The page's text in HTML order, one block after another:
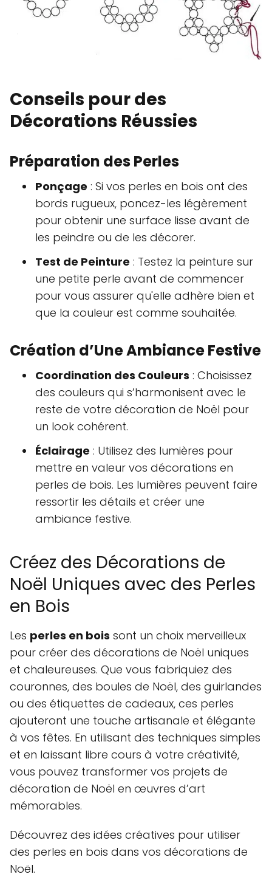
Conseils pour des
Décorations Réussies
Préparation des Perles
Ponçage : Si vos perles en bois ont des
bords rugueux, poncez-les légèrement
pour obtenir une surface lisse avant de
les peindre ou de les décorer.
Test de Peinture : Testez la peinture sur
une petite perle avant de commencer
pour vous assurer qu'elle adhère bien et
que la couleur est comme souhaitée.
Création d’Une Ambiance Festive
Coordination des Couleurs : Choisissez
des couleurs qui s’harmonisent avec le
reste de votre décoration de Noël pour
un look cohérent.
Éclairage : Utilisez des lumières pour
mettre en valeur vos décorations en
perles de bois. Les lumières peuvent faire
ressortir les détails et créer une
ambiance festive.
Créez des Décorations de
Noël Uniques avec des Perles
en Bois
Les perles en bois sont un choix merveilleux
pour créer des décorations de Noël uniques
et chaleureuses. Que vous fabriquiez des
couronnes, des boules de Noël, des guirlandes
ou des étiquettes de cadeaux, ces perles
ajouteront une touche artisanale et élégante
à vos fêtes. En utilisant des techniques simples
et en laissant libre cours à votre créativité,
vous pouvez transformer vos projets de
décoration de Noël en œuvres d’art
mémorables.
Découvrez des idées créatives pour utiliser
des perles en bois dans vos décorations de
Noël.